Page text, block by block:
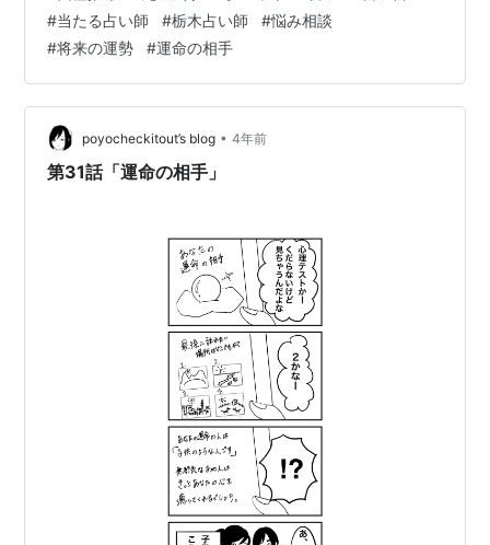
月とも呼ばれます。長月は夜長の月です。 夕暮れ時にな
ると、日の短さに秋を感じ始める時。 秋は食欲の秋、読
書の秋、実り多い時です。 秋は金のエネルギーが高ま
り、金運をアップさせるチャンスです。 そのため秋に財
布を買うと縁起が良いと言われています。 天干：辛＝金
のエネルギー 地支：酉＝金のエネ…
#当たる占い師 #栃木占い師 #悩み相談
#将来の運勢 #運命の相手
poyocheckitout’s blog • 4年前
第31話「運命の相手」